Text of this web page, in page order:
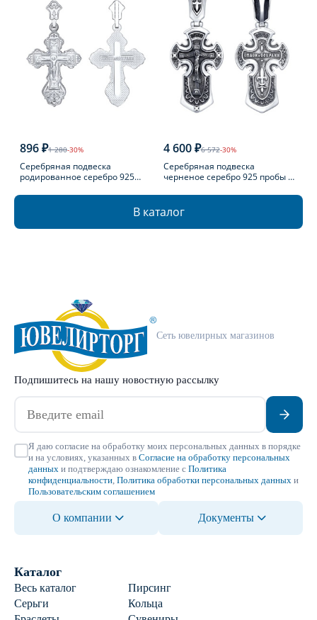
896 ₽1 280-30%
Серебряная подвеска
родированное серебро 925
4 600 ₽6 572-30%
Серебряная подвеска
черненое серебро 925 пробы с
В каталог
Сеть ювелирных магазинов
Подпишитесь на нашу новостную рассылку
Я даю согласие на обработку моих персональных данных в порядке
и на условиях, указанных в Согласие на обработку персональных
данных и подтверждаю ознакомление с Политика
конфиденциальности Политика обработки персональных данных и
Пользовательским соглашением
О компании Документы
Каталог
Весь каталог
Пирсинг
Серьги
Кольца